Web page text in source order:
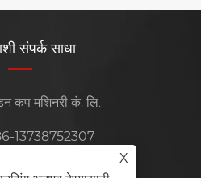
संपर्क साधा
X